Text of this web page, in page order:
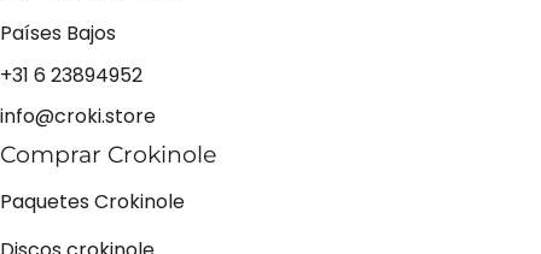
Países Bajos
+31 6 23894952
info@croki.store
Comprar Crokinole
Paquetes Crokinole